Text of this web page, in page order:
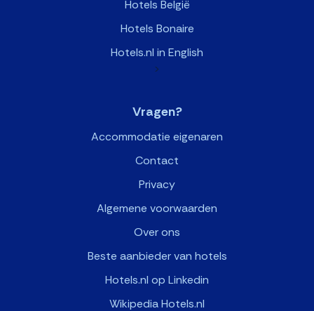
Hotels België
Hotels Bonaire
Hotels.nl in English
>
Vragen?
Accommodatie eigenaren
Contact
Privacy
Algemene voorwaarden
Over ons
Beste aanbieder van hotels
Hotels.nl op Linkedin
Wikipedia Hotels.nl